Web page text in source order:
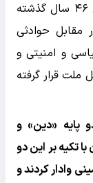
ما بی‌سابقه نبود و جمهوری اسلامی در طول ۴۶ سال گذشته
مقابل حوادثی
و امنیتی و
ملت قرار گرفته
پایه «دین» و
تکیه بر این دو
وادار کردند و